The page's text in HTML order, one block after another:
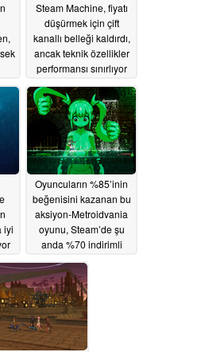
Steam Machine, fiyatı
düşürmek için çift
kanallı belleği kaldırdı,
ancak teknik özellikler
performansı sınırlıyor
06/23/2026
iyi
Oyuncuların %85’inin
beğenisini kazanan bu
aksiyon-Metroidvania
oyunu, Steam’de şu
anda %70 indirimli
06/18/2026